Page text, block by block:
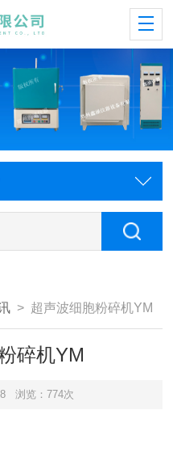
> 超声波细胞粉碎机YM
碎机YM
浏览：774次